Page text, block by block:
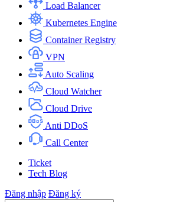
Load Balancer
Kubernetes Engine
Container Registry
VPN
Auto Scaling
Cloud Watcher
Cloud Drive
Anti DDoS
Call Center
Ticket
Tech Blog
Đăng nhập Đăng ký